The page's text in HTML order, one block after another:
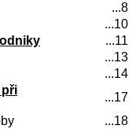
...8
...10
...11
...13
...14
při
...17
...18